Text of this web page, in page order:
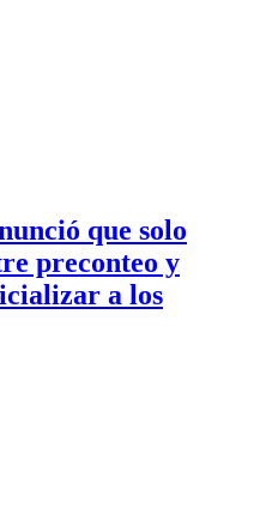
que solo
preconteo y
a los